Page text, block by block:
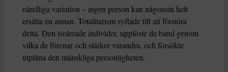
oändliga variation – ingen person kan någonsin helt
ersätta en annan. Totalitarism syftade till att förstöra
detta. Den isolerade individer, upplöste de band genom
vilka de förenar och stärker varandra, och försökte
utplåna den mänskliga personligheten.